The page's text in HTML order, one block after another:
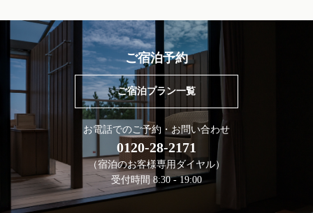
ご宿泊予約
ご宿泊プラン一覧
お電話でのご予約・お問い合わせ
0120-28-2171
（宿泊のお客様専用ダイヤル）
受付時間 8:30 - 19:00